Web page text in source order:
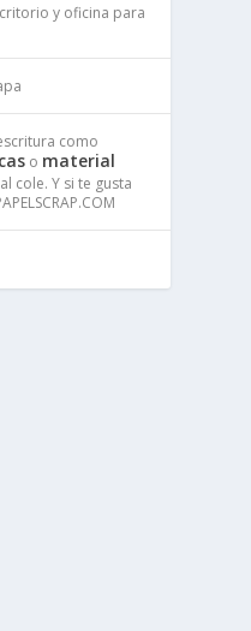
y oficina para
como
o material
cole. Y si te gusta